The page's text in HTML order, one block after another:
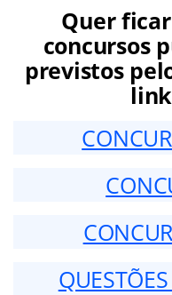
Quer
concursos
previstos